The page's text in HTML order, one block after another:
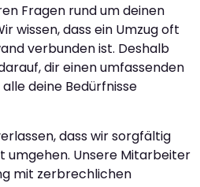
Fragen rund um deinen
wissen, dass ein Umzug oft
verbunden ist. Deshalb
dir einen umfassenden
deine Bedürfnisse
dass wir sorgfältig
umgehen. Unsere Mitarbeiter
mit zerbrechlichen